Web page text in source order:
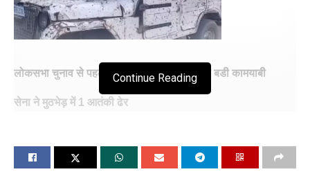
लोकसभा चुनाव से पहले पुलवामा में भारतीय सेना को बडी कामयाबी
सेना ने मुठभेड़ में 1 आतंकी ढेर
आतंकियों के बीच आज सुबह से ही मुठभेड़ हो रही है। एनकाउंटर में एक
आतंकी के मारे जाने की खबर है। जम्मू-कश्मीर से एक बड़ी खबर है।
Continue Reading